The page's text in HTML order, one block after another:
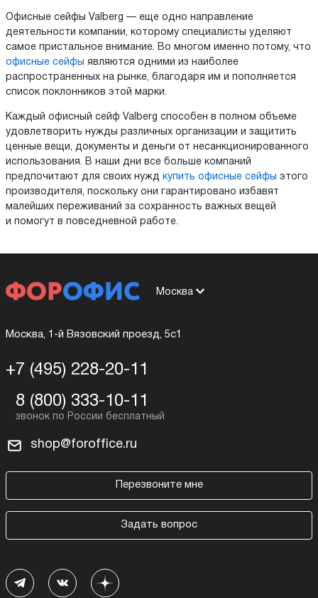
Офисные сейфы Valberg — еще одно направление
деятельности компании, которому специалисты уделяют
самое пристальное внимание. Во многом именно потому, что
офисные сейфы являются одними из наиболее
распространенных на рынке, благодаря им и пополняется
список поклонников этой марки.
Каждый офисный сейф Valberg способен в полном объеме
удовлетворить нужды различных организации и защитить
ценные вещи, документы и деньги от несанкционированного
использования. В наши дни все больше компаний
предпочитают для своих нужд купить офисные сейфы этого
производителя, поскольку они гарантировано избавят
малейших переживаний за сохранность важных вещей
и помогут в повседневной работе.
Москва
Москва, 1-й Вязовский проезд, 5с1
+7 (495) 228-20-11
8 (800) 333-10-11
shop@foroffice.ru
Перезвоните мне
Задать вопрос